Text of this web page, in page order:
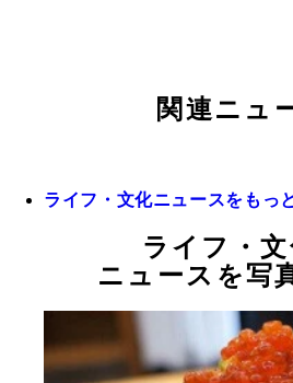
関連ニュ
ライフ・文化ニュースをもっ
ライフ・
ニュースを写